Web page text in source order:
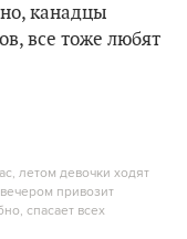
канадцы
все тоже любят
летом девочки ходят
привозит
спасает всех